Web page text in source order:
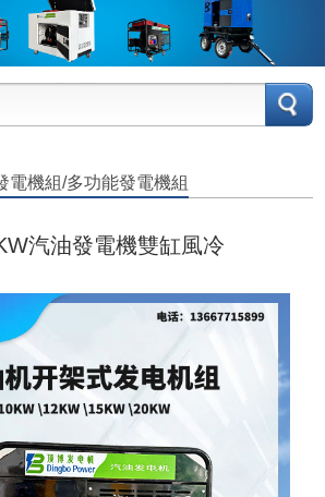
電機組/多功能發電機組
汽油發電機雙缸風冷